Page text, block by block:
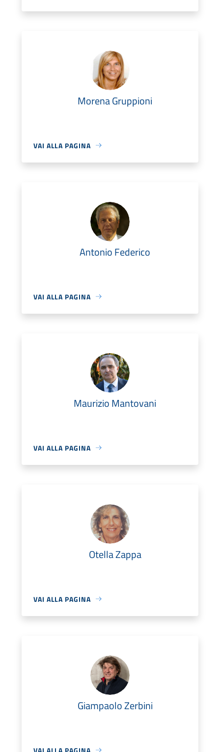
Morena Gruppioni
VAI ALLA PAGINA
Antonio Federico
VAI ALLA PAGINA
Maurizio Mantovani
VAI ALLA PAGINA
Otella Zappa
VAI ALLA PAGINA
Giampaolo Zerbini